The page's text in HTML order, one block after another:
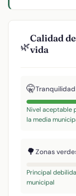
🌿
Calidad de
vida
🤫Tranquilidad
Nivel aceptable
la media
🌳Zonas
Principal
municipal